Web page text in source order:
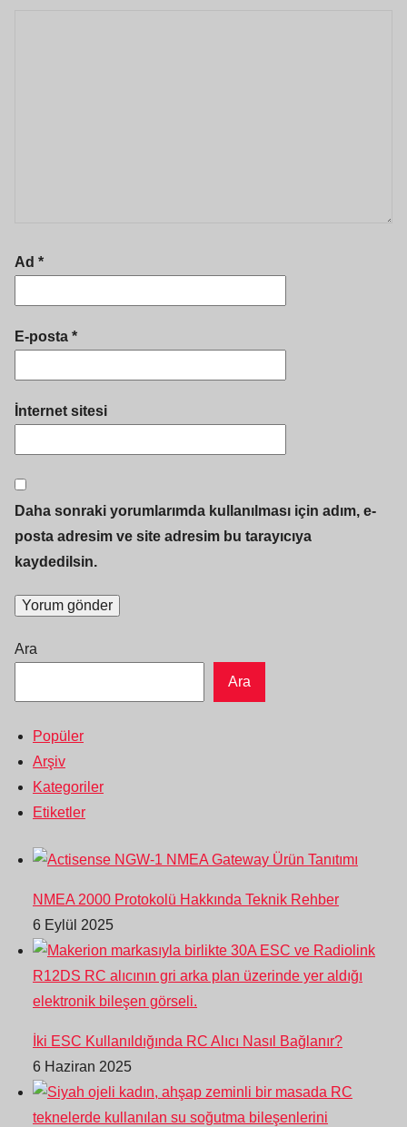
Ad *
E-posta *
İnternet sitesi
Daha sonraki yorumlarımda kullanılması için adım, e-
posta adresim ve site adresim bu tarayıcıya
kaydedilsin.
Ara
Ara
Popüler
Arşiv
Kategoriler
Etiketler
NMEA 2000 Protokolü Hakkında Teknik Rehber
6 Eylül 2025
İki ESC Kullanıldığında RC Alıcı Nasıl Bağlanır?
6 Haziran 2025